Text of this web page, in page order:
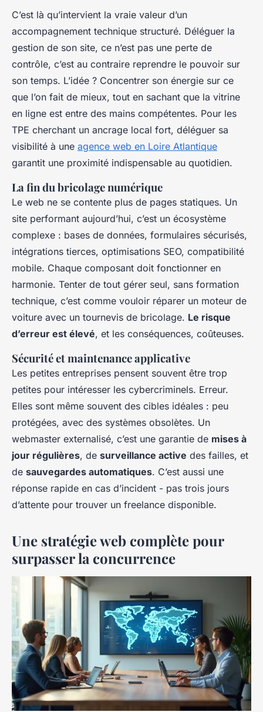
C’est là qu’intervient la vraie valeur d’un
accompagnement technique structuré. Déléguer la
gestion de son site, ce n’est pas une perte de
contrôle, c’est au contraire reprendre le pouvoir sur
son temps. L’idée ? Concentrer son énergie sur ce
que l’on fait de mieux, tout en sachant que la vitrine
en ligne est entre des mains compétentes. Pour les
TPE cherchant un ancrage local fort, déléguer sa
visibilité à une agence web en Loire Atlantique
garantit une proximité indispensable au quotidien.
La fin du bricolage numérique
Le web ne se contente plus de pages statiques. Un
site performant aujourd’hui, c’est un écosystème
complexe : bases de données, formulaires sécurisés,
intégrations tierces, optimisations SEO, compatibilité
mobile. Chaque composant doit fonctionner en
harmonie. Tenter de tout gérer seul, sans formation
technique, c’est comme vouloir réparer un moteur de
voiture avec un tournevis de bricolage. Le risque
d’erreur est élevé, et les conséquences, coûteuses.
Sécurité et maintenance applicative
Les petites entreprises pensent souvent être trop
petites pour intéresser les cybercriminels. Erreur.
Elles sont même souvent des cibles idéales : peu
protégées, avec des systèmes obsolètes. Un
webmaster externalisé, c’est une garantie de mises à
jour régulières, de surveillance active des failles, et
de sauvegardes automatiques. C’est aussi une
réponse rapide en cas d’incident - pas trois jours
d’attente pour trouver un freelance disponible.
Une stratégie web complète pour
surpasser la concurrence